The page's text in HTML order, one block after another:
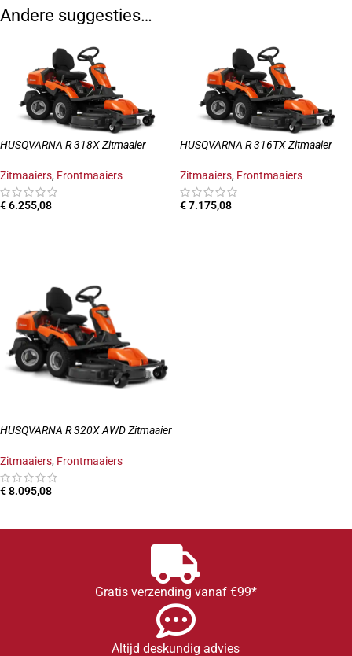
Andere suggesties…
HUSQVARNA R 318X Zitmaaier
Zitmaaiers, Frontmaaiers
€6.255,08
HUSQVARNA R 316TX Zitmaaier
Zitmaaiers, Frontmaaiers
€7.175,08
HUSQVARNA R 320X AWD Zitmaaier
Zitmaaiers, Frontmaaiers
€8.095,08
Gratis verzending vanaf €99*
Altijd deskundig advies